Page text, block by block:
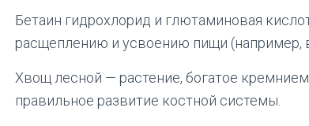
Бетаин гидрохлорид и глютаминовая
расщеплению и усвоению пищи (например,
Хвощ лесной — растение, богатое
правильное развитие костной системы.